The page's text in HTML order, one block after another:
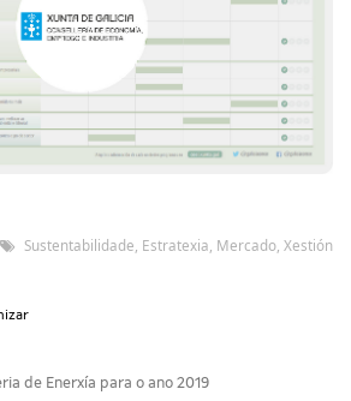
Sustentabilidade, Estratexia, Mercado, Xestión
de Enerxía para o ano 2019